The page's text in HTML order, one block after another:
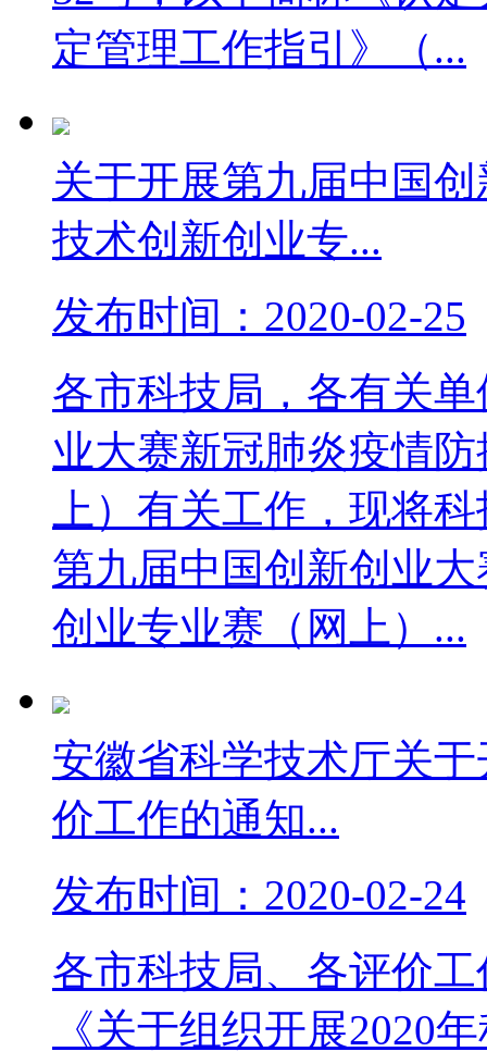
定管理工作指引》（...
关于开展第九届中国
技术创新创业专...
发布时间：2020-02-25
各市科技局，各有关
业大赛新冠肺炎疫情
上）有关工作，现将
第九届中国创新创业
创业专业赛（网上）...
安徽省科学技术厅关
价工作的通知...
发布时间：2020-02-24
各市科技局、各评价
《关于组织开展2020